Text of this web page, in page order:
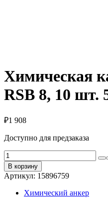
Химическая
RSB 8, 10 шт.
₽1 908
Доступно для предзаказа
Количество
товара
Химическая
капсула
Fischer
В корзину
Артикул: 15896759
Химический анкер